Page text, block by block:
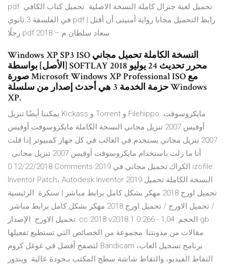
pdf. تحميل لعبة جنرال كاملة النسخة الاصلية. تحميل كتاب الكافي
في الفلسفة 3 ثانوي pdf | رابط التحميل مجانا رواية أمنيتى أن أقتل
رجلًا pdf 2018 – سعاد سلطان.م
Windows XP SP3 ISO النسخة الكاملة تحميل مجاني
[الأصل] بواسطة SOFTLAY محرر تحديث 24 يوليو 2018
صورة Microsoft Windows XP Professional ISO مع
حزمة الخدمة 3 هي أحدث إصدار من سلسلة Windows
XP.
يمكننا أيضًا تنزيل Kickass و Torrent و Filehippo. مايكروسوفت
أوفيس 2007 تنزيل مجاني النسخة الكاملة مايكروسوفت أوفيس
2007 تنزيل مجاني يستخدم في الغالب في كل جهاز كمبيوتر إذا قلت
أنا ما زلت باستخدام مايكروسوفت أوفيس 2007 تنزيل مجاني .
12/22/2018 0 Comments 2019 الكراك تحميل مجاني في izofile.
Inventor Patch، Autodesk Inventor 2019 النسخة الكاملة تحميل
تحميل اورج 2018 مهكر بشكل كامل برابط مباشر | سنكرة. الرئيسية
/ تحميل الاورج / تحميل اورج 2018 مهكر بشكل كامل برابط مباشر.
تحميل الاورج. الإصدار: cc 2018 v2018.1.0.266 - الحجم: 1,04 gb
مقالات من مدونتنا: مجموعة من الخصائص التي تستطيع تفعيلها
لتصفح أفضل في غوغل كروم Bandicam برنامج تسجيل العاب،
التقاط الفيديو، والتقاط شاشة سطح المكتب بـجودة عالية. ويندوز